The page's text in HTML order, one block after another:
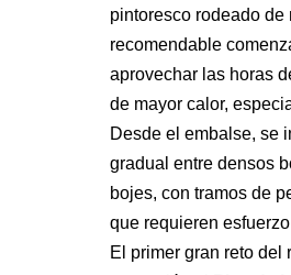
pintoresco rodeado
recomendable
aprovechar las horas
de mayor calor,
Desde el embalse, se
gradual entre densos
bojes, con tramos de
que requieren
El primer gran reto del